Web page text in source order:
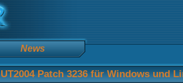
News
UT2004 Patch 3236 für Windows und